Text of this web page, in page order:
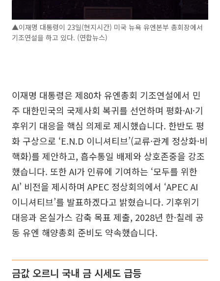
▲이재명 대통령이 23일(현지시간) 미국 뉴욕 유엔본부 총회장에서
기조연설을 하고 있다. (연합뉴스)
이재명 대통령은 제80차 유엔총회 기조연설에서 민
주 대한민국의 국제사회 복귀를 선언하며 평화·AI·기
후위기 대응을 핵심 의제로 제시했습니다. 한반도 평
화 구상으로 ‘E.N.D 이니셔티브’(교류·관계 정상화·비
핵화)를 제안하고, 흡수통일 배제와 상호존중을 강조
했습니다. 또한 AI가 인류에 기여하는 ‘모두를 위한
AI’ 비전을 제시하며 APEC 정상회의에서 ‘APEC AI
이니셔티브’를 발표하겠다고 밝혔습니다. 기후위기
대응과 온실가스 감축 목표 제출, 2028년 한·칠레 공
동 유엔 해양총회 준비도 약속했습니다.
금값 오르니 국내 금 시세도 급등